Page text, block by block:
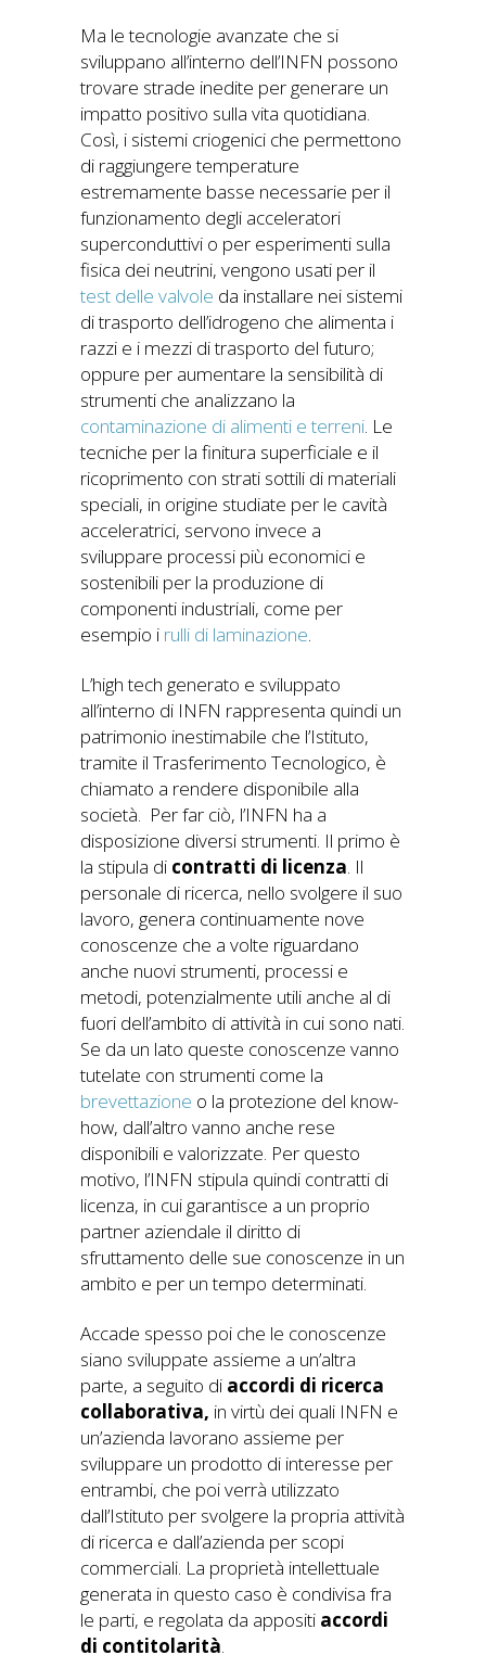
Ma le tecnologie avanzate che si
sviluppano all’interno dell’INFN possono
trovare strade inedite per generare un
impatto positivo sulla vita quotidiana.
Così, i sistemi criogenici che permettono
di raggiungere temperature
estremamente basse necessarie per il
funzionamento degli acceleratori
superconduttivi o per esperimenti sulla
fisica dei neutrini, vengono usati per il
test delle valvole da installare nei sistemi
di trasporto dell’idrogeno che alimenta i
razzi e i mezzi di trasporto del futuro;
oppure per aumentare la sensibilità di
strumenti che analizzano la
contaminazione di alimenti e terreni. Le
tecniche per la finitura superficiale e il
ricoprimento con strati sottili di materiali
speciali, in origine studiate per le cavità
acceleratrici, servono invece a
sviluppare processi più economici e
sostenibili per la produzione di
componenti industriali, come per
esempio i rulli di laminazione.
L’high tech generato e sviluppato
all’interno di INFN rappresenta quindi un
patrimonio inestimabile che l’Istituto,
tramite il Trasferimento Tecnologico, è
chiamato a rendere disponibile alla
società. Per far ciò, l’INFN ha a
disposizione diversi strumenti. Il primo è
la stipula di contratti di licenza. Il
personale di ricerca, nello svolgere il suo
lavoro, genera continuamente nove
conoscenze che a volte riguardano
anche nuovi strumenti, processi e
metodi, potenzialmente utili anche al di
fuori dell’ambito di attività in cui sono nati.
Se da un lato queste conoscenze vanno
tutelate con strumenti come la
brevettazione o la protezione del know-
how, dall’altro vanno anche rese
disponibili e valorizzate. Per questo
motivo, l’INFN stipula quindi contratti di
licenza, in cui garantisce a un proprio
partner aziendale il diritto di
sfruttamento delle sue conoscenze in un
ambito e per un tempo determinati.
Accade spesso poi che le conoscenze
siano sviluppate assieme a un’altra
parte, a seguito di accordi di ricerca
collaborativa, in virtù dei quali INFN e
un’azienda lavorano assieme per
sviluppare un prodotto di interesse per
entrambi, che poi verrà utilizzato
dall’Istituto per svolgere la propria attività
di ricerca e dall’azienda per scopi
commerciali. La proprietà intellettuale
generata in questo caso è condivisa fra
le parti, e regolata da appositi accordi
di contitolarità.